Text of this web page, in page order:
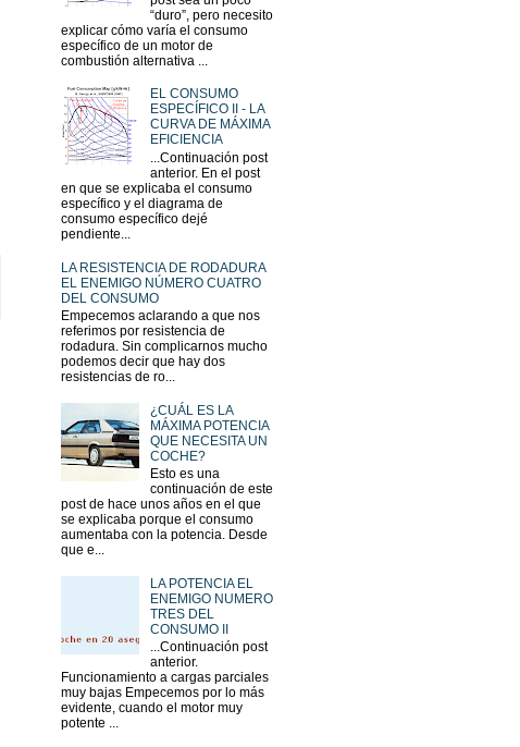
“duro”, pero necesito
explicar cómo varía el consumo
específico de un motor de
combustión alternativa ...
EL CONSUMO
ESPECÍFICO II - LA
CURVA DE MÁXIMA
EFICIENCIA
...Continuación post
anterior. En el post
en que se explicaba el consumo
específico y el diagrama de
consumo específico dejé
pendiente...
LA RESISTENCIA DE RODADURA
EL ENEMIGO NÚMERO CUATRO
DEL CONSUMO
Empecemos aclarando a que nos
referimos por resistencia de
rodadura. Sin complicarnos mucho
podemos decir que hay dos
resistencias de ro...
¿CUÁL ES LA
MÁXIMA POTENCIA
QUE NECESITA UN
COCHE?
Esto es una
continuación de este
post de hace unos años en el que
se explicaba porque el consumo
aumentaba con la potencia. Desde
que e...
LA POTENCIA EL
ENEMIGO NUMERO
TRES DEL
CONSUMO II
...Continuación post
anterior.
Funcionamiento a cargas parciales
muy bajas Empecemos por lo más
evidente, cuando el motor muy
potente ...